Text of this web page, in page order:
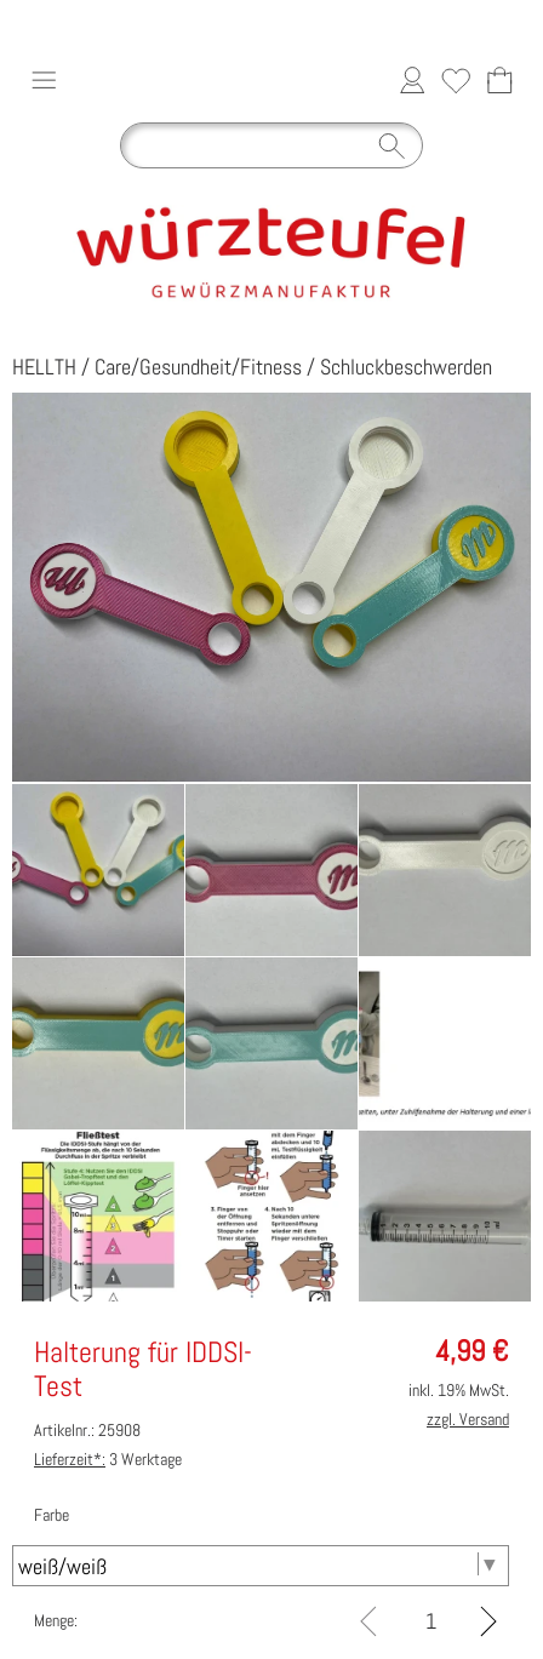
HELLTH / Care/Gesundheit/Fitness / Schluckbeschwerden
4,99 €
Halterung für IDDSI-
Test
Artikelnr.: 25908
Lieferzeit*: 3 Werktage
inkl. 19% MwSt.
zzgl. Versand
Farbe
Menge: